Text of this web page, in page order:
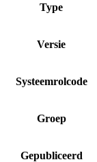
Type
Versie
Systeemrolcode
Groep
Gepubliceerd